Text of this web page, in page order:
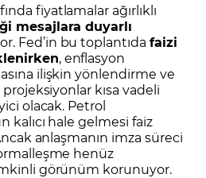
fiyatlamalar ağırlıklı
mesajlara duyarlı
Fed’in bu toplantıda faizi
, enflasyon
ilişkin yönlendirme ve
projeksiyonlar kısa vadeli
olacak. Petrol
kalıcı hale gelmesi faiz
anlaşmanın imza süreci
henüz
görünüm korunuyor.